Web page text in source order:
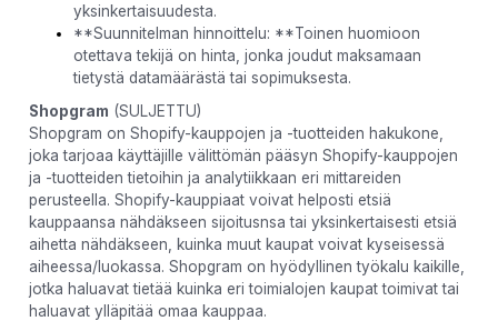
yksinkertaisuudesta.
**Suunnitelman hinnoittelu: **Toinen huomioon
otettava tekijä on hinta, jonka joudut maksamaan
tietystä datamäärästä tai sopimuksesta.
Shopgram (SULJETTU)
Shopgram on Shopify-kauppojen ja -tuotteiden hakukone,
joka tarjoaa käyttäjille välittömän pääsyn Shopify-kauppojen
ja -tuotteiden tietoihin ja analytiikkaan eri mittareiden
perusteella. Shopify-kauppiaat voivat helposti etsiä
kauppaansa nähdäkseen sijoitusnsa tai yksinkertaisesti etsiä
aihetta nähdäkseen, kuinka muut kaupat voivat kyseisessä
aiheessa/luokassa. Shopgram on hyödyllinen työkalu kaikille,
jotka haluavat tietää kuinka eri toimialojen kaupat toimivat tai
haluavat ylläpitää omaa kauppaa.